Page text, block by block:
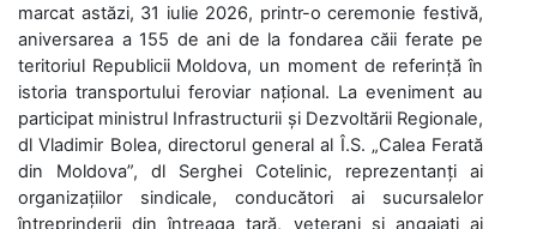
marcat astăzi, 31 iulie 2026, printr-o ceremonie festivă,
aniversarea a 155 de ani de la fondarea căii ferate pe
teritoriul Republicii Moldova, un moment de referință în
istoria transportului feroviar național. La eveniment au
participat ministrul Infrastructurii și Dezvoltării Regionale,
dl Vladimir Bolea, directorul general al Î.S. „Calea Ferată
din Moldova”, dl Serghei Cotelinic, reprezentanți ai
organizațiilor sindicale, conducători ai sucursalelor
întreprinderii din întreaga țară, veterani și angajați ai